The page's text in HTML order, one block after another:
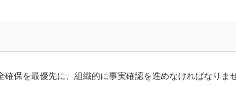
保を最優先に、組織的に事実確認を進めなければなりませ